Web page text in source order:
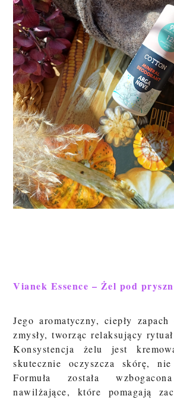
Vianek Essence – Żel pod
Jego aromatyczny, ciepły
zmysły, tworząc relaksujący
Konsystencja żelu jest
skutecznie oczyszcza skórę,
Formuła została
nawilżające, które pomagają